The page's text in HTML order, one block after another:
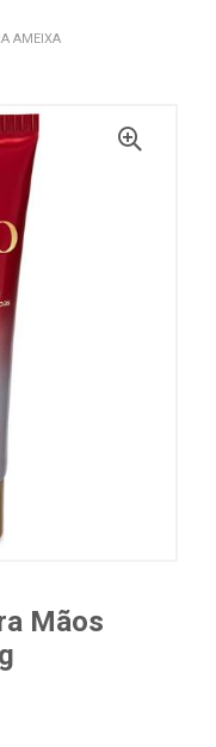
AMEIXA
Mãos